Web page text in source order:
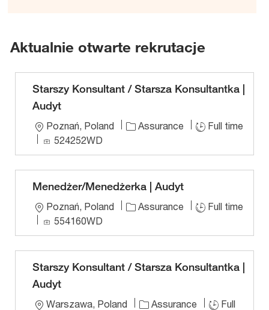
Aktualnie otwarte rekrutacje
Starszy Konsultant / Starsza Konsultantka |
Audyt
L
c
a
t
o
n
Poznań, Poland Assurance
Full time
J
o
b
I
524252WD
Menedżer/Menedżerka | Audyt
L
c
a
t
i
n
Poznań, Poland Assurance
Full time
J
o
b
I
554160WD
Starszy Konsultant / Starsza Konsultantka |
Audyt
L
Warszawa, Poland Assurance
Full